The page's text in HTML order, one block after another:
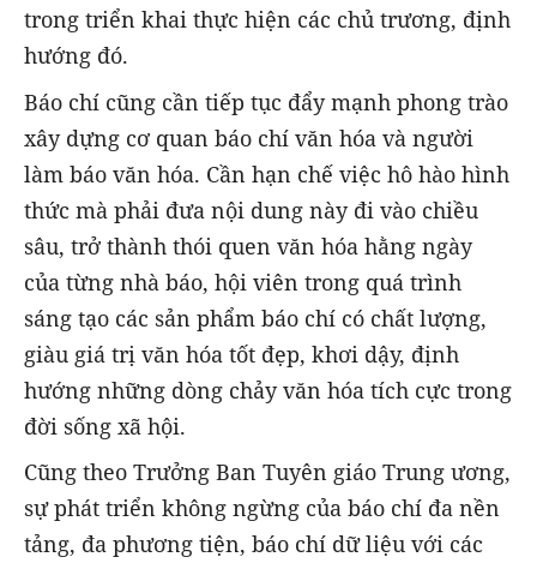
trong triển khai thực hiện các chủ trương, định
hướng đó.
Báo chí cũng cần tiếp tục đẩy mạnh phong trào
xây dựng cơ quan báo chí văn hóa và người
làm báo văn hóa. Cần hạn chế việc hô hào hình
thức mà phải đưa nội dung này đi vào chiều
sâu, trở thành thói quen văn hóa hằng ngày
của từng nhà báo, hội viên trong quá trình
sáng tạo các sản phẩm báo chí có chất lượng,
giàu giá trị văn hóa tốt đẹp, khơi dậy, định
hướng những dòng chảy văn hóa tích cực trong
đời sống xã hội.
Cũng theo Trưởng Ban Tuyên giáo Trung ương,
sự phát triển không ngừng của báo chí đa nền
tảng, đa phương tiện, báo chí dữ liệu với các